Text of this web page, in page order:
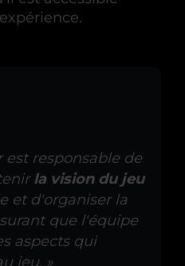
est responsable de
la vision du jeu
et d'organiser la
que l'équipe
aspects qui
jeu. »